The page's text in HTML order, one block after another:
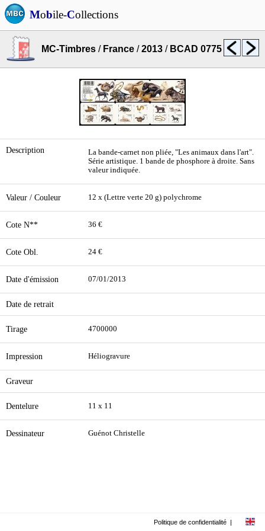
Mobile-Collections
MC-Timbres / France /2013 / BCAD 0775
Description
La bande-carnet non pliée, "Les animaux dans l'art".
Série artistique. 1 bande de phosphore à droite. Sans
valeur indiquée.
Valeur / Couleur 12 x (Lettre verte 20 g) polychrome
Cote N** 36 €
Cote Obl. 24 €
Date d'émission 07/01/2013
Date de retrait
Tirage 4700000
Impression Héliogravure
Graveur
Dentelure 11 x 11
Dessinateur Guénot Christelle
Politique de confidentialité |